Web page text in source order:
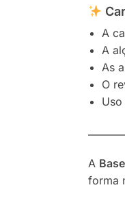
A
A
As
O
A
forma